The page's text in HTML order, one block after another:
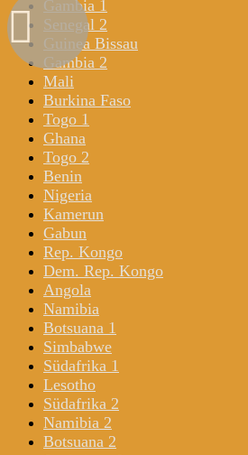
Gambia 1
Senegal 2
Guinea Bissau
Gambia 2
Mali
Burkina Faso
Togo 1
Ghana
Togo 2
Benin
Nigeria
Kamerun
Gabun
Rep. Kongo
Dem. Rep. Kongo
Angola
Namibia
Botsuana 1
Simbabwe
Südafrika 1
Lesotho
Südafrika 2
Namibia 2
Botsuana 2